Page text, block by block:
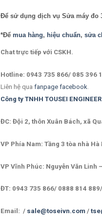
Để sử dụng dịch vụ Sửa máy đo
*Để mua hàng, hiệu chuẩn, sửa
Chat trực tiếp với CSKH.
Hotline: 0943 735 866/ 085 396
Liên hệ qua fanpage facebook.
Công ty TNHH TOUSEI
ĐC: Đội 2, thôn Xuân Bách, xã
VP Phía Nam: Tầng 3 tòa nhà
VP Vĩnh Phúc: Nguyễn Văn Linh
ĐT: 0943 735 866/ 0888 814
Email: / sale@toseivn.com /